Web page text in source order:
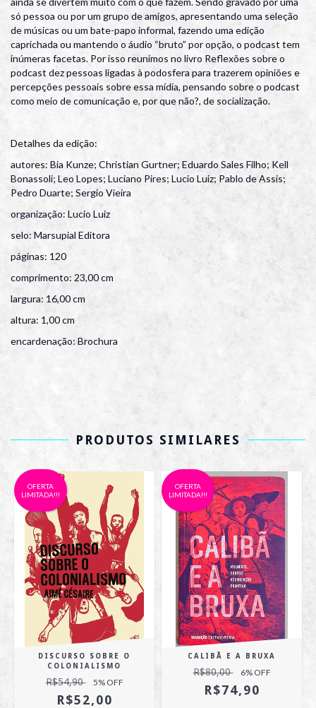
só pessoa ou por um grupo de amigos, apresentando uma seleção
de músicas ou um bate-papo informal, fazendo uma edição
caprichada ou mantendo o áudio “bruto” por opção, o podcast tem
inúmeras facetas. Por isso reunimos no livro Reflexões sobre o
podcast dez pessoas ligadas à podosfera para trazerem opiniões e
percepções pessoais sobre essa mídia, pensando sobre o podcast
como meio de comunicação e, por que não?, de socialização.
Detalhes da edição:
autores: Bia Kunze; Christian Gurtner; Eduardo Sales Filho; Kell
Bonassoli; Leo Lopes; Luciano Pires; Lucio Luiz; Pablo de Assis;
Pedro Duarte; Sergio Vieira
organização: Lucio Luiz
selo: Marsupial Editora
páginas: 120
comprimento: 23,00 cm
largura: 16,00 cm
altura: 1,00 cm
encardenação: Brochura
PRODUTOS SIMILARES
OFERTA
LIMITADA!!!
DISCURSO SOBRE O
COLONIALISMO
R$54,90 5% OFF
R$52,00
OFERTA
LIMITADA!!!
CALIBÃ E A BRUXA
R$80,00 6% OFF
R$74,90